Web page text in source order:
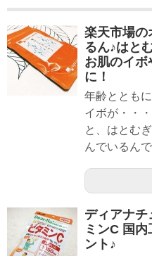
楽天市場の
るん♪はと
お肌のイボ
に！
年齢ととも
イボが・・
と、はとむ
んでいるん
ディアナ
ミンC 国
ント♪